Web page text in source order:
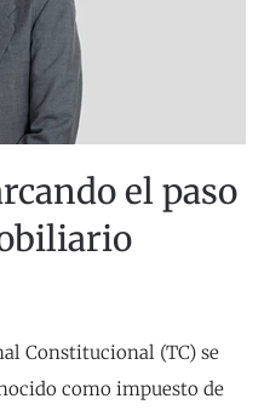
el paso
Constitucional (TC) se
como impuesto de